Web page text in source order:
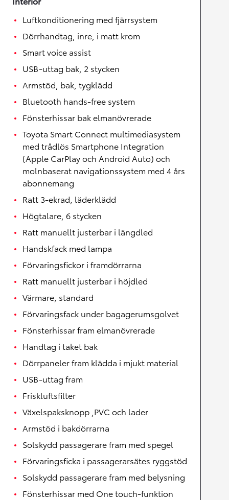
Luftkonditionering med fjärrsystem
Dörrhandtag, inre, i matt krom
Smart voice assist
USB-uttag bak, 2 stycken
Armstöd, bak, tygklädd
Bluetooth hands-free system
Fönsterhissar bak elmanövrerade
Toyota Smart Connect multimediasystem
med trådlös Smartphone Integration
(Apple CarPlay och Android Auto) och
molnbaserat navigationssystem med 4 års
abonnemang
Ratt 3-ekrad, läderklädd
Högtalare, 6 stycken
Ratt manuellt justerbar i längdled
Handskfack med lampa
Förvaringsfickor i framdörrarna
Ratt manuellt justerbar i höjdled
Värmare, standard
Förvaringsfack under bagagerumsgolvet
Fönsterhissar fram elmanövrerade
Handtag i taket bak
Dörrpaneler fram klädda i mjukt material
USB-uttag fram
Friskluftsfilter
Växelspaksknopp ,PVC och lader
Armstöd i bakdörrarna
Solskydd passagerare fram med spegel
Förvaringsficka i passagerarsätes ryggstöd
Solskydd passagerare fram med belysning
Fönsterhissar med One touch-funktion